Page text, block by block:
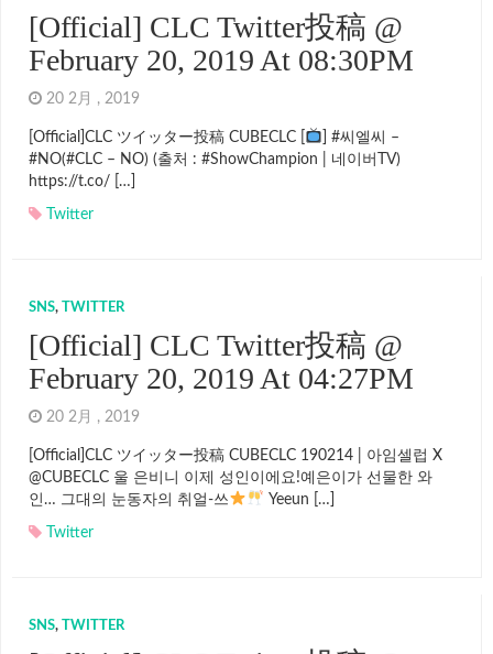
[Official] CLC Twitter投稿 @
February 20, 2019 At 08:30PM
20 2月 , 2019
[Official]CLC ツイッター投稿 CUBECLC [
] #씨엘씨 –
#NO(#CLC – NO) (출처 : #ShowChampion | 네이버TV)
https://t.co/ […]
Twitter
SNS, TWITTER
[Official] CLC Twitter投稿 @
February 20, 2019 At 04:27PM
20 2月 , 2019
[Official]CLC ツイッター投稿 CUBECLC 190214 | 아임셀럽 X
@CUBECLC 울 은비니 이제 성인이에요!예은이가 선물한 와
인… 그대의 눈동자의 취얼-쓰
Yeeun […]
Twitter
SNS, TWITTER